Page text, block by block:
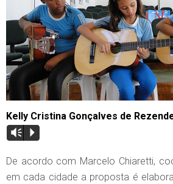
Kelly Cristina Gonçalves de
Vm P
De acordo com Marcelo Chiaretti,
em cada cidade a proposta é